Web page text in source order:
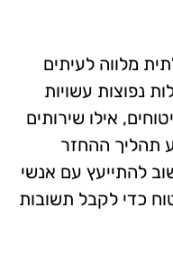
מלווה לעיתים
נפוצות עשויות
אילו שירותים
תהליך ההחזר
להתייעץ עם אנשי
כדי לקבל תשובות